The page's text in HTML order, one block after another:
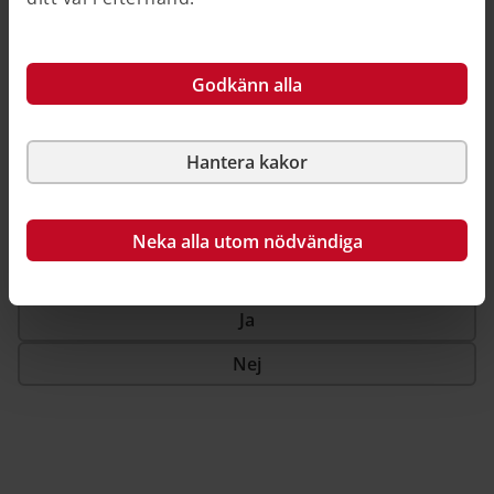
Godkänn alla
Hantera kakor
Neka alla utom nödvändiga
Författningen träder i kraft den 1 januari 2027. Äldre
eller kostnadskalkyl som intygats före den 1 januari
Ja
Nej